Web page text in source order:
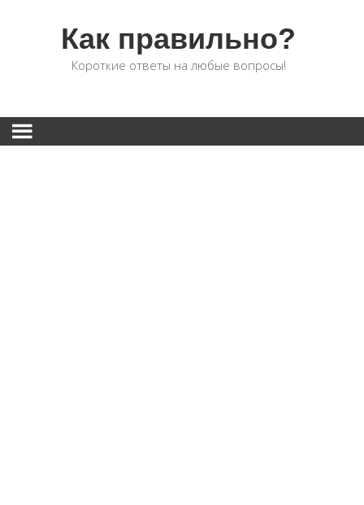
Как правильно?
Короткие ответы на любые вопросы!